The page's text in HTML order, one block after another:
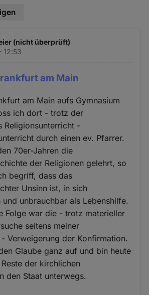
(nicht überprüft)
12:53
am Main
am Main aufs Gymnasium
ich dort - trotz der
Religionsunterricht -
durch einen ev. Pfarrer.
70er-Jahren die
der Religionen gelehrt, so
begriff, dass das
Unsinn ist, in sich
unbrauchbar als Lebenshilfe.
Folge war die - trotz materieller
seitens meiner
Verweigerung der Konfirmation.
Glaube ganz auf und bin heute
der kirchlichen
den Staat unterwegs.